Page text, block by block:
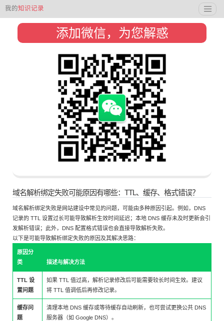
我的知识记录
添加微信，为您解惑
域名解析绑定失败可能原因有哪些：TTL、缓存、格式错误？
域名解析绑定失败是网站建设中常见的问题，可能由多种原因引起。例如，DNS
记录的 TTL 设置过长可能导致解析生效时间延迟；本地 DNS 缓存未及时更新会引
发解析错误；此外，DNS 配置格式错误也会直接导致解析失败。
以下是可能导致解析绑定失败的原因及其解决思路：
原因分
类
描述与解决方法
TTL 设
置问题
如果 TTL 值过高，解析记录修改后可能需要较长时间生效。建议
将 TTL 值调低后再修改记录。
缓存问
题
清理本地 DNS 缓存或等待缓存自动刷新，也可尝试更换公共 DNS
服务器（如 Google DNS）。